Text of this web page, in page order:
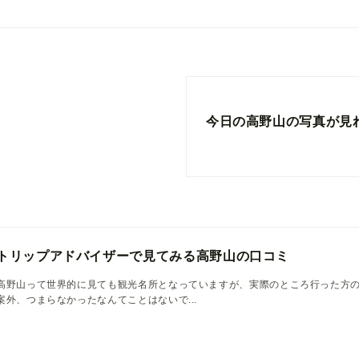
今日の高野山の写真が見
リップアドバイザーで見てみる高野山の口コミ
野山って世界的に見ても観光名所となっていますが、実際のところ行った方
外、つまらなかったなんてことはないで...